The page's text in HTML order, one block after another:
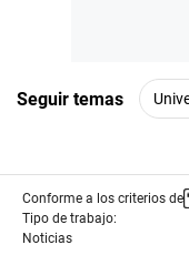
Seguir temas
Conforme a los criterios de
Tipo de trabajo:
Noticias